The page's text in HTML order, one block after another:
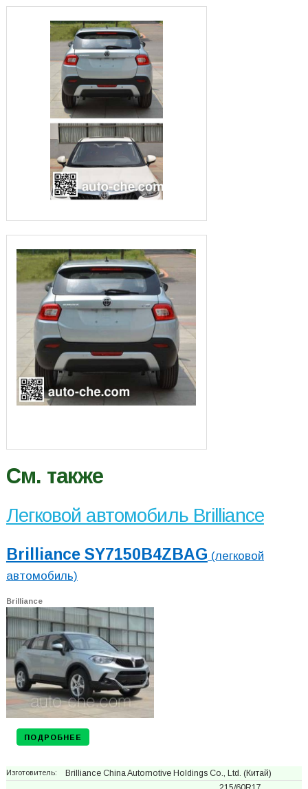
См. также
Легковой автомобиль Brilliance
Brilliance SY7150B4ZBAG (легковой
автомобиль)
Brilliance
ПОДРОБНЕЕ
Изготовитель: Brilliance China Automotive Holdings Co., Ltd. (Китай)